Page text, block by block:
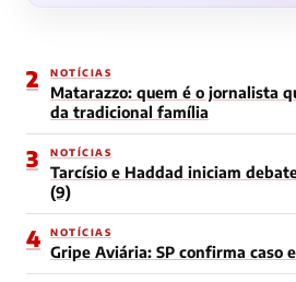
2 NOTÍCIAS
Matarazzo: quem é o jornalista
da tradicional família
3 NOTÍCIAS
Tarcísio e Haddad iniciam
(9)
4 NOTÍCIAS
Gripe Aviária: SP confirma caso